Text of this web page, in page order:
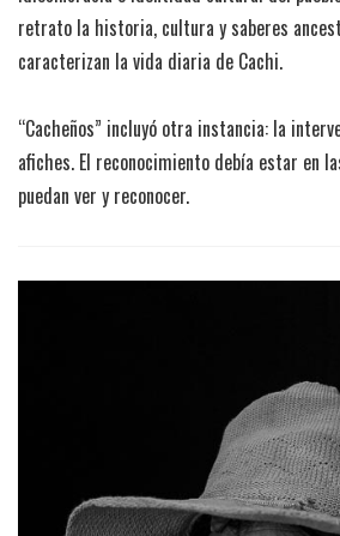
retrato la historia, cultura y saberes
caracterizan la vida diaria de Cachi.
“Cacheños” incluyó otra instancia: la
afiches. El reconocimiento debía estar en
puedan ver y reconocer.